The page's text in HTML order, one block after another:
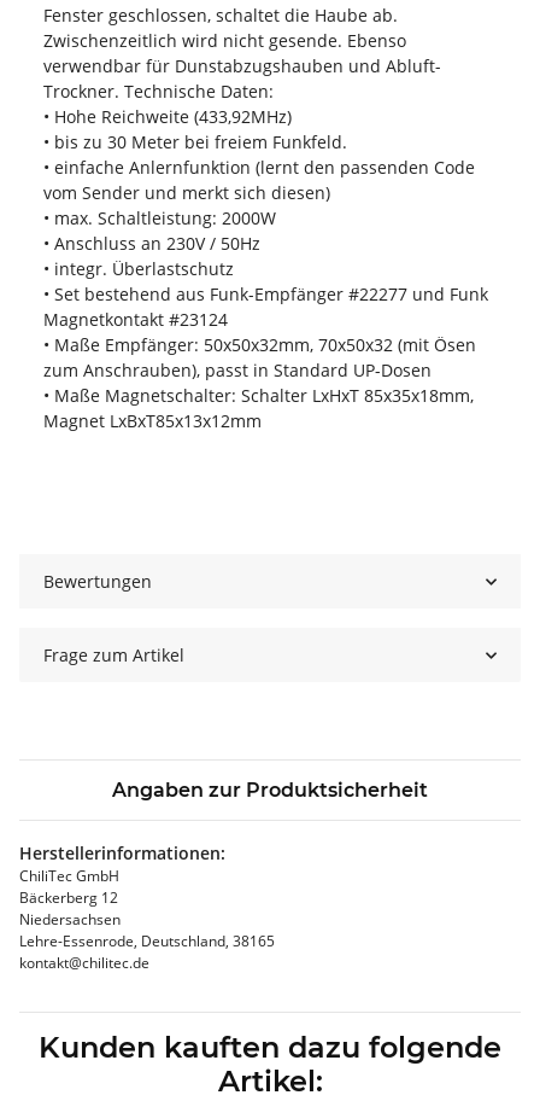
Fenster geschlossen, schaltet die Haube ab.
Zwischenzeitlich wird nicht gesende. Ebenso
verwendbar für Dunstabzugshauben und Abluft-
Trockner. Technische Daten:
• Hohe Reichweite (433,92MHz)
• bis zu 30 Meter bei freiem Funkfeld.
• einfache Anlernfunktion (lernt den passenden Code
vom Sender und merkt sich diesen)
• max. Schaltleistung: 2000W
• Anschluss an 230V / 50Hz
• integr. Überlastschutz
• Set bestehend aus Funk-Empfänger #22277 und Funk
Magnetkontakt #23124
• Maße Empfänger: 50x50x32mm, 70x50x32 (mit Ösen
zum Anschrauben), passt in Standard UP-Dosen
• Maße Magnetschalter: Schalter LxHxT 85x35x18mm,
Magnet LxBxT85x13x12mm
Bewertungen
Frage zum Artikel
Angaben zur Produktsicherheit
Herstellerinformationen:
ChiliTec GmbH
Bäckerberg 12
Niedersachsen
Lehre-Essenrode, Deutschland, 38165
kontakt@chilitec.de
Kunden kauften dazu folgende
Artikel: